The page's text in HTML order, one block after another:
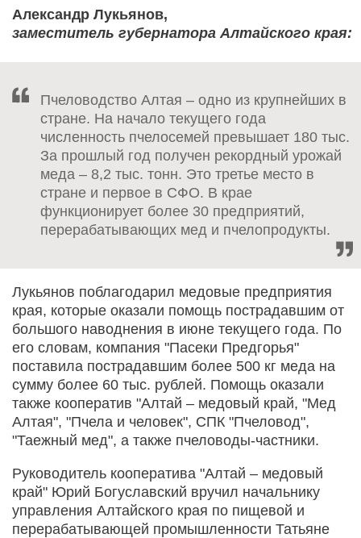
Александр Лукьянов,
заместитель губернатора Алтайского края:
Пчеловодство Алтая – одно из крупнейших в
стране. На начало текущего года
численность пчелосемей превышает 180 тыс.
За прошлый год получен рекордный урожай
меда – 8,2 тыс. тонн. Это третье место в
стране и первое в СФО. В крае
функционирует более 30 предприятий,
перерабатывающих мед и пчелопродукты.
Лукьянов поблагодарил медовые предприятия
края, которые оказали помощь пострадавшим от
большого наводнения в июне текущего года. По
его словам, компания "Пасеки Предгорья"
поставила пострадавшим более 500 кг меда на
сумму более 60 тыс. рублей. Помощь оказали
также кооператив "Алтай – медовый край, "Мед
Алтая", "Пчела и человек", СПК "Пчеловод",
"Таежный мед", а также пчеловоды-частники.
Руководитель кооператива "Алтай – медовый
край" Юрий Богуславский вручил начальнику
управления Алтайского края по пищевой и
перерабатывающей промышленности Татьяне